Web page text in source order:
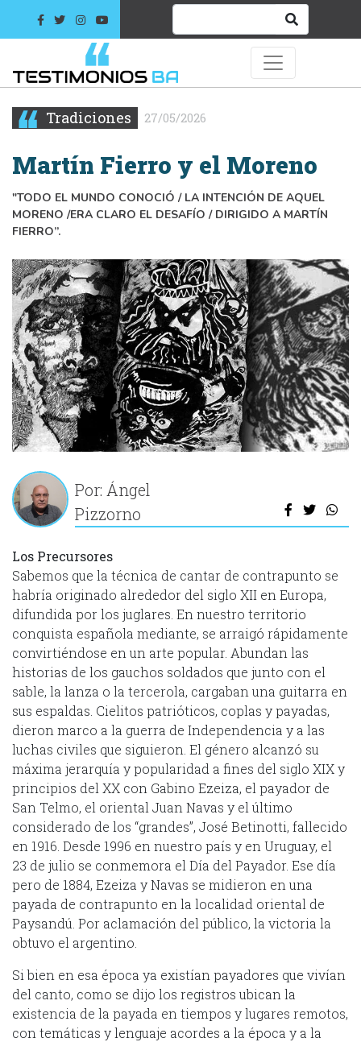
Tradiciones 27/05/2026
Martín Fierro y el Moreno
"TODO EL MUNDO CONOCIÓ / LA INTENCIÓN DE AQUEL
MORENO /ERA CLARO EL DESAFÍO / DIRIGIDO A MARTÍN
FIERRO”.
Por: Ángel
Pizzorno
Los Precursores
Sabemos que la técnica de cantar de contrapunto se
habría originado alrededor del siglo XII en Europa,
difundida por los juglares. En nuestro territorio
conquista española mediante, se arraigó rápidamente
convirtiéndose en un arte popular. Abundan las
historias de los gauchos soldados que junto con el
sable, la lanza o la tercerola, cargaban una guitarra en
sus espaldas. Cielitos patrióticos, coplas y payadas,
dieron marco a la guerra de Independencia y a las
luchas civiles que siguieron. El género alcanzó su
máxima jerarquía y popularidad a fines del siglo XIX y
principios del XX con Gabino Ezeiza, el payador de
San Telmo, el oriental Juan Navas y el último
considerado de los “grandes”, José Betinotti, fallecido
en 1916. Desde 1996 en nuestro país y en Uruguay, el
23 de julio se conmemora el Día del Payador. Ese día
pero de 1884, Ezeiza y Navas se midieron en una
payada de contrapunto en la localidad oriental de
Paysandú. Por aclamación del público, la victoria la
obtuvo el argentino.
Si bien en esa época ya existían payadores que vivían
del canto, como se dijo los registros ubican la
existencia de la payada en tiempos y lugares remotos,
con temáticas y lenguaje acordes a la época y a la